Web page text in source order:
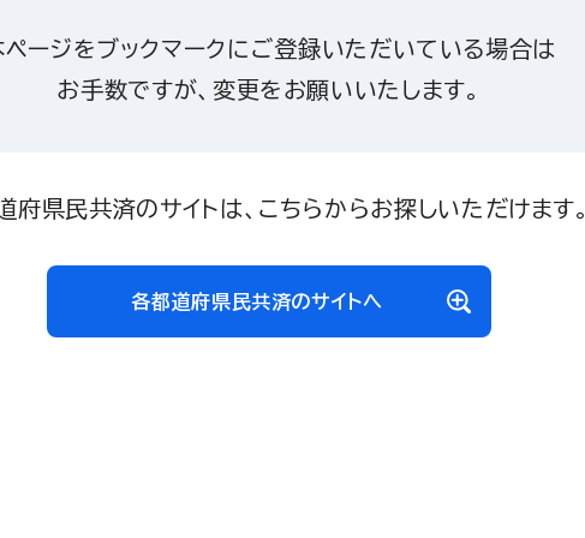
ページをブックマークにご登録いただいている場合は
お手数ですが、変更をお願いいたします。
府県民共済のサイトは、こちらからお探しいただけます。
各都道府県民共済のサイトへ